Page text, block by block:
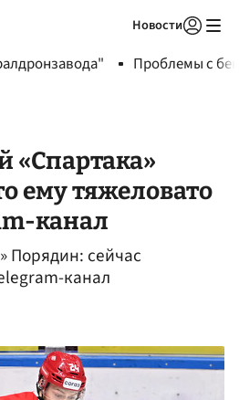
Новости
Проблемы с
ему тяжеловато
канал
Порядин: сейчас
канал